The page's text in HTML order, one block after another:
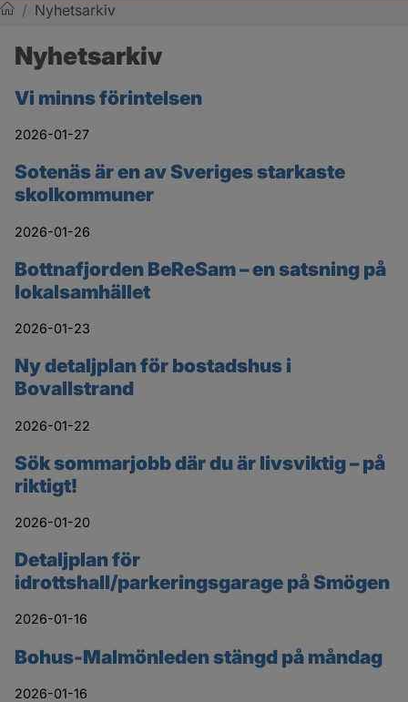
/ Nyhetsarkiv
Nyhetsarkiv
Vi minns förintelsen
2026-01-27
Sotenäs är en av Sveriges starkaste
skolkommuner
2026-01-26
Bottnafjorden BeReSam – en satsning på
lokalsamhället
2026-01-23
Ny detaljplan för bostadshus i
Bovallstrand
2026-01-22
Sök sommarjobb där du är livsviktig – på
riktigt!
2026-01-20
Detaljplan för
idrottshall/parkeringsgarage på Smögen
2026-01-16
Bohus-Malmönleden stängd på måndag
2026-01-16